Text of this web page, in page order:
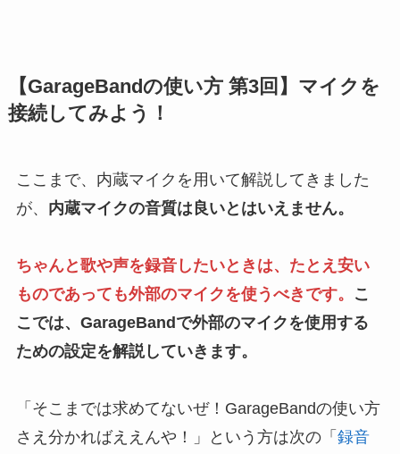
【GarageBandの使い方 第3回】マイクを
接続してみよう！
ここまで、内蔵マイクを用いて解説してきました
が、 内蔵マイクの音質は良いとはいえません。
ちゃんと歌や声を録音したいときは、たとえ安い
ものであっても外部のマイクを使うべきです。
こ
こでは、GarageBandで外部のマイクを使用する
ための設定を解説していきます。
「そこまでは求めてないぜ！GarageBandの使い方
さえ分かればええんや！」という方は次の「 録音